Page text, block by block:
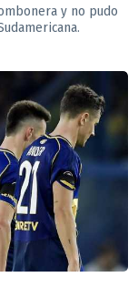
y no pudo